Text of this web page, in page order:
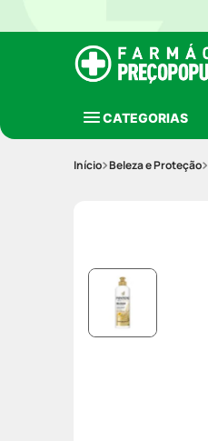
CATEGORIAS
Beleza e Proteção